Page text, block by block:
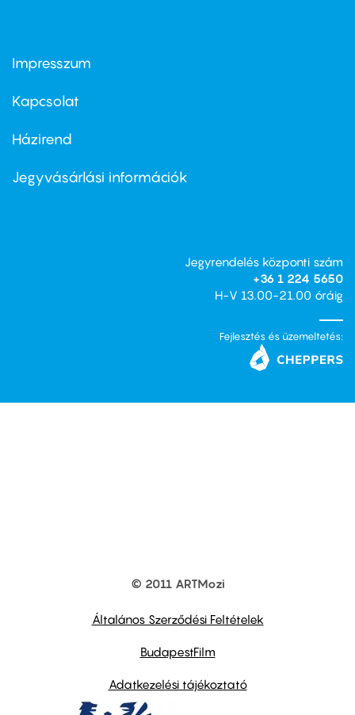
Footer
first
Impresszum
Kapcsolat
Footer
second
Házirend
Jegyvásárlási információk
Jegyrendelés központi szám
+36 1 224 5650
H-V 13.00-21.00 óráig
Fejlesztés és üzemeltetés:
© 2011 ARTMozi
Általános Szerződési Feltételek
BudapestFilm
Adatkezelési tájékoztató